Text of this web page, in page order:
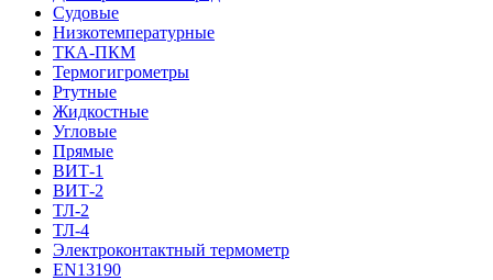
Судовые
Низкотемпературные
ТКА-ПКМ
Термогигрометры
Ртутные
Жидкостные
Угловые
Прямые
ВИТ-1
ВИТ-2
ТЛ-2
ТЛ-4
Электроконтактный термометр
EN13190